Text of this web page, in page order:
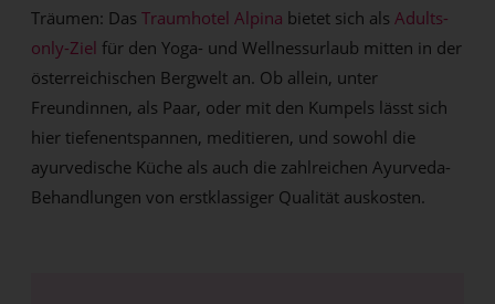
Träumen: DasTraumhotel Alpina bietet sich als Adults-
only-Ziel für den Yoga- und Wellnessurlaub mitten in der
österreichischen Bergwelt an. Ob allein, unter
Freundinnen, als Paar, oder mit den Kumpels lässt sich
hier tiefenentspannen, meditieren, und sowohl die
ayurvedische Küche als auch die zahlreichen Ayurveda-
Behandlungen von erstklassiger Qualität auskosten.